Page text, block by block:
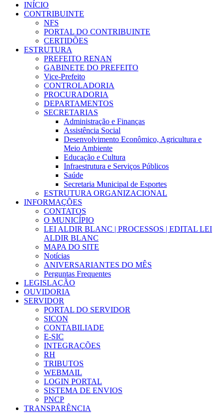
INÍCIO
CONTRIBUINTE
NFS
PORTAL DO CONTRIBUINTE
CERTIDÕES
ESTRUTURA
PREFEITO RENAN
GABINETE DO PREFEITO
Vice-Prefeito
CONTROLADORIA
PROCURADORIA
DEPARTAMENTOS
SECRETARIAS
Administração e Finanças
Assistência Social
Desenvolvimento Econômico, Agricultura e
Meio Ambiente
Educação e Cultura
Infraestrutura e Serviços Públicos
Saúde
Secretaria Municipal de Esportes
ESTRUTURA ORGANIZACIONAL
INFORMAÇÕES
CONTATOS
O MUNICÍPIO
LEI ALDIR BLANC | PROCESSOS | EDITAL LEI
ALDIR BLANC
MAPA DO SITE
Notícias
ANIVERSARIANTES DO MÊS
Perguntas Frequentes
LEGISLAÇÃO
OUVIDORIA
SERVIDOR
PORTAL DO SERVIDOR
SICON
CONTABILIADE
E-SIC
INTEGRAÇÕES
RH
TRIBUTOS
WEBMAIL
LOGIN PORTAL
SISTEMA DE ENVIOS
PNCP
TRANSPARÊNCIA